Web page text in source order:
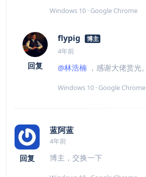
Windows 10 · Google Chrome
回复
flypig 博主
4年前
@林浩楠 ，感谢大佬赏光。
Windows 10 · Google Chrome
回复
蓝阿蓝
4年前
博主，交换一下